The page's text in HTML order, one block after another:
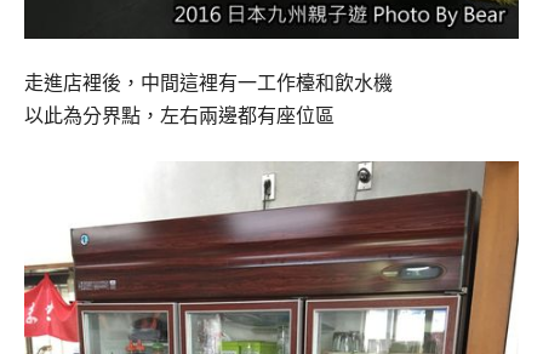
走進店裡後，中間這裡有一工作檯和飲水機
以此為分界點，左右兩邊都有座位區